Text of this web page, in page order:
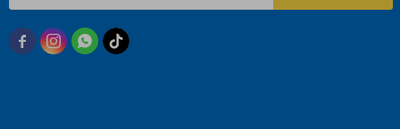
  